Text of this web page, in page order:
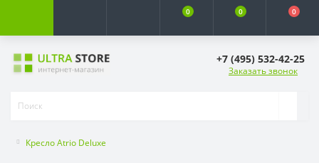
0 0 0
+7 (495) 532-42-25
Заказать звонок
Кресло Atrio Deluxe